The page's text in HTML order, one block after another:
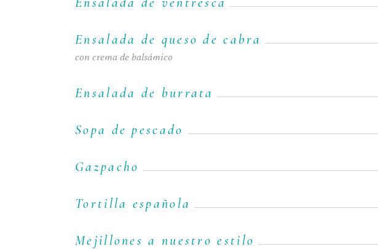
Ensalada de queso de cabra
con crema de balsámico
Ensalada de burrata
Sopa de pescado
Gazpacho
Tortilla española
Mejillones a nuestro estilo